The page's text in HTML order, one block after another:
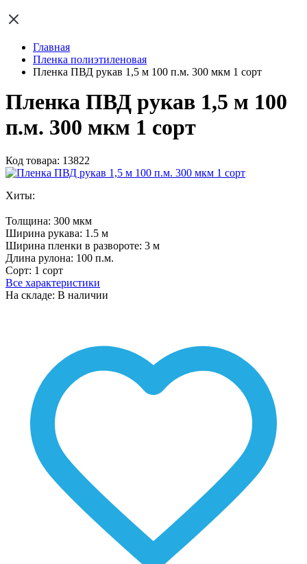
Главная
Пленка полиэтиленовая
Пленка ПВД рукав 1,5 м 100 п.м. 300 мкм 1 сорт
Пленка ПВД рукав 1,5 м 100
п.м. 300 мкм 1 сорт
Код товара: 13822
Хиты:
Толщина: 300 мкм
Ширина рукава: 1.5 м
Ширина пленки в развороте: 3 м
Длина рулона: 100 п.м.
Сорт: 1 сорт
Все характеристики
На складе: В наличии